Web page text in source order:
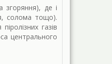
згоряння), де і
солома тощо).
газів
центрального